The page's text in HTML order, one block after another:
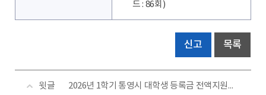
드 : 86회)
신고 목록
윗글 2026년 1학기 통영시 대학생 등록금 전액지원사업(~'26. 3. 31.(화))